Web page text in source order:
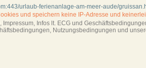
urlaub-ferienanlage-am-meer-aude/
und speichern keine IP-Adresse und
Impressum, Infos lt. ECG und
Nutzungsbedingungen und